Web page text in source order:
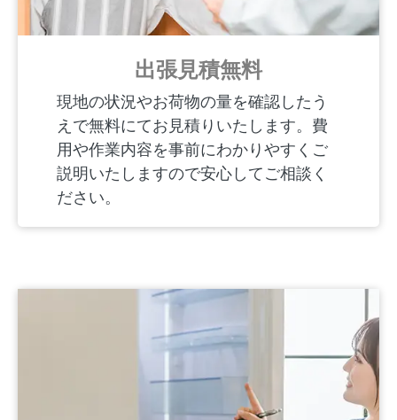
出張見積無料
現地の状況やお荷物の量を確認したう
えで無料にてお見積りいたします。費
用や作業内容を事前にわかりやすくご
説明いたしますので安心してご相談く
ださい。